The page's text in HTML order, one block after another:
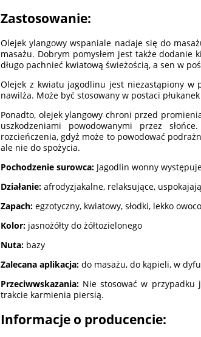
Zastosowanie:
Olejek ylangowy wspaniale nadaje się do
masażu. Dobrym pomysłem jest także
długo pachnieć kwiatową świeżością, a sen w
Olejek z kwiatu jagodlinu jest niezastąpiony w
nawilża. Może być stosowany w postaci
Ponadto, olejek ylangowy chroni przed
uszkodzeniami powodowanymi przez
rozcieńczenia, gdyż może to powodować
ale nie do spożycia.
Pochodzenie surowca: Jagodlin wonny
Działanie: afrodyzjakalne, relaksujące,
Zapach: egzotyczny, kwiatowy, słodki, lekko
Kolor: jasnożółty do żółtozielonego
Nuta: bazy
Zalecana aplikacja: do masażu, do kąpieli, w
Przeciwwskazania: Nie stosować w
trakcie karmienia piersią.
Informacje o producencie: